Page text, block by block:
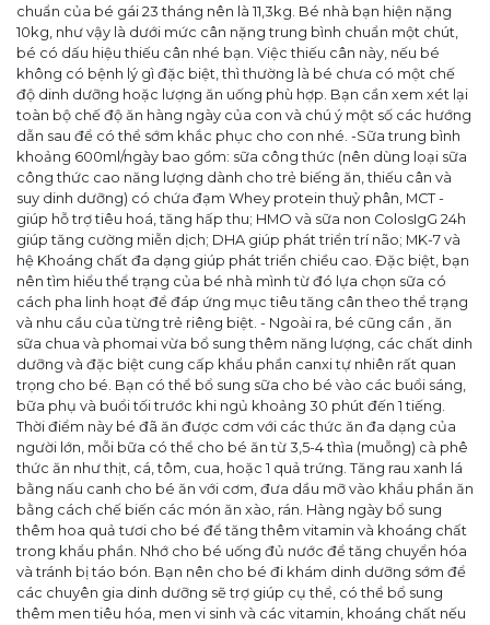
chuẩn của bé gái 23 tháng nên là 11,3kg. Bé nhà bạn hiện nặng
10kg, như vậy là dưới mức cân nặng trung bình chuẩn một chút,
bé có dấu hiệu thiếu cân nhé bạn. Việc thiếu cân này, nếu bé
không có bệnh lý gì đặc biệt, thì thường là bé chưa có một chế
độ dinh dưỡng hoặc lượng ăn uống phù hợp. Bạn cần xem xét lại
toàn bộ chế độ ăn hàng ngày của con và chú ý một số các hướng
dẫn sau để có thể sớm khắc phục cho con nhé. -Sữa trung bình
khoảng 600ml/ngày bao gồm: sữa công thức (nên dùng loại sữa
công thức cao năng lượng dành cho trẻ biếng ăn, thiếu cân và
suy dinh dưỡng) có chứa đạm Whey protein thuỷ phân, MCT -
giúp hỗ trợ tiêu hoá, tăng hấp thu; HMO và sữa non ColosIgG 24h
giúp tăng cường miễn dịch; DHA giúp phát triển trí não; MK-7 và
hệ Khoáng chất đa dạng giúp phát triển chiều cao. Đặc biệt, bạn
nên tìm hiểu thể trạng của bé nhà mình từ đó lựa chọn sữa có
cách pha linh hoạt để đáp ứng mục tiêu tăng cân theo thể trạng
và nhu cầu của từng trẻ riêng biệt. - Ngoài ra, bé cũng cần , ăn
sữa chua và phomai vừa bổ sung thêm năng lượng, các chất dinh
dưỡng và đặc biệt cung cấp khẩu phần canxi tự nhiên rất quan
trọng cho bé. Bạn có thể bổ sung sữa cho bé vào các buổi sáng,
bữa phụ và buổi tối trước khi ngủ khoảng 30 phút đến 1 tiếng.
Thời điểm này bé đã ăn được cơm với các thức ăn đa dạng của
người lớn, mỗi bữa có thể cho bé ăn từ 3,5-4 thìa (muỗng) cà phê
thức ăn như thịt, cá, tôm, cua, hoặc 1 quả trứng. Tăng rau xanh lá
bằng nấu canh cho bé ăn với cơm, đưa dầu mỡ vào khẩu phần ăn
bằng cách chế biến các món ăn xào, rán. Hàng ngày bổ sung
thêm hoa quả tươi cho bé để tăng thêm vitamin và khoáng chất
trong khẩu phần. Nhớ cho bé uống đủ nước để tăng chuyển hóa
và tránh bị táo bón. Bạn nên cho bé đi khám dinh dưỡng sớm để
các chuyên gia dinh dưỡng sẽ trợ giúp cụ thể, có thể bổ sung
thêm men tiêu hóa, men vi sinh và các vitamin, khoáng chất nếu